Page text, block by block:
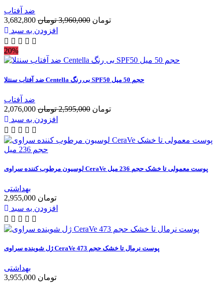
ضد آفتاب
3,682,800 تومان 3,960,000 تومان
افزودن به سبد
20%
ضد آفتاب سنتلا Centella بی رنگ SPF50 حجم 50 میل
ضد آفتاب
2,076,000 تومان 2,595,000 تومان
افزودن به سبد
لوسیون مرطوب کننده سراوی CeraVe پوست معمولی تا خشک حجم 236 میل
بهداشتی
2,955,000 تومان
افزودن به سبد
ژل شوینده سراوی CeraVe پوست نرمال تا خشک حجم 473
بهداشتی
3,955,000 تومان